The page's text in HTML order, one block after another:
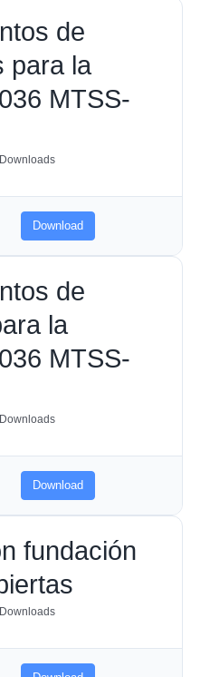
de
para la
MTSS-
Download
de
la
MTSS-
Download
fundación